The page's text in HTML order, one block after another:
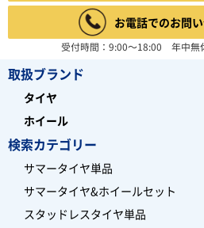
お電話でのお問
受付時間：9:00～18:00 年中無
取扱ブランド
タイヤ
ホイール
検索カテゴリー
サマータイヤ単品
サマータイヤ&ホイールセット
スタッドレスタイヤ単品